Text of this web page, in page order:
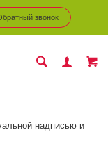
звонок
надписью и